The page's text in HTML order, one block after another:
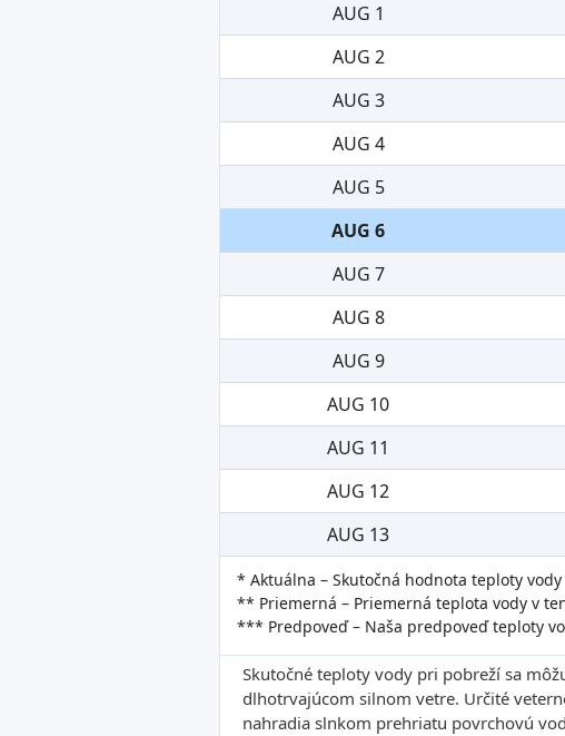
AUG 1
AUG 2
AUG 3
AUG 4
AUG 5
AUG 6
AUG 7
AUG 8
AUG 9
AUG 10
AUG 11
AUG 12
AUG 13
* Aktuálna – Skutočná hodnota teploty vody
** Priemerná – Priemerná teplota vody v
*** Predpoveď – Naša predpoveď teploty
Skutočné teploty vody pri pobreží sa
dlhotrvajúcom silnom vetre. Určité
nahradia slnkom prehriatu povrchovú